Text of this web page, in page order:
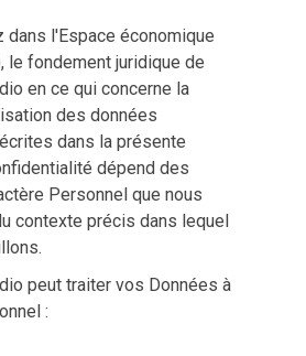
l'Espace économique
le fondement juridique de
en ce qui concerne la
des données
dans la présente
dépend des
Personnel que nous
contexte précis dans lequel
peut traiter vos Données à
: